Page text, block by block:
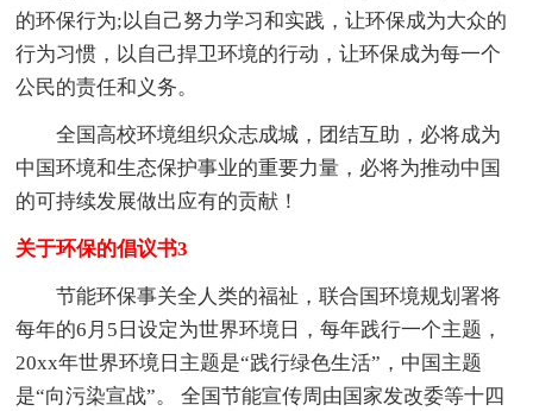
的环保行为;以自己努力学习和实践，让环保成为大众的
行为习惯，以自己捍卫环境的行动，让环保成为每一个
公民的责任和义务。
全国高校环境组织众志成城，团结互助，必将成为
中国环境和生态保护事业的重要力量，必将为推动中国
的可持续发展做出应有的贡献！
关于环保的倡议书3
节能环保事关全人类的福祉，联合国环境规划署将
每年的6月5日设定为世界环境日，每年践行一个主题，
20xx年世界环境日主题是“践行绿色生活”，中国主题
是“向污染宣战”。 全国节能宣传周由国家发改委等十四